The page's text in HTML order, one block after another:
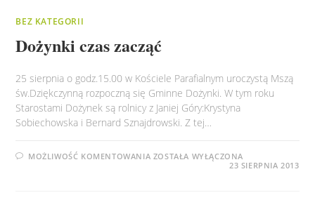
BEZ KATEGORII
Dożynki czas zacząć
25 sierpnia o godz.15.00 w Kościele Parafialnym uroczystą Mszą
św.Dziękczynną rozpoczną się Gminne Dożynki. W tym roku
Starostami Dożynek są rolnicy z Janiej Góry:Krystyna
Sobiechowska i Bernard Sznajdrowski. Z tej…
MOŻLIWOŚĆ KOMENTOWANIA DOŻYNKI
ZOSTAŁA WYŁĄCZONA
23 SIERPNIA 2013